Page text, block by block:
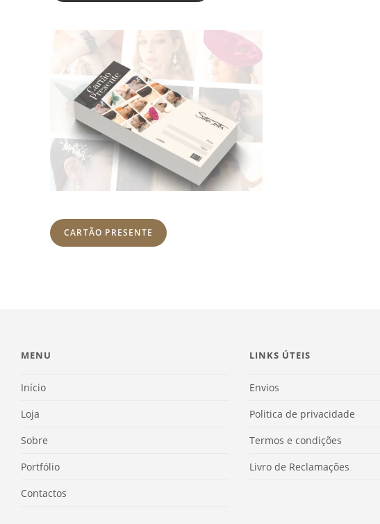
CARTÃO PRESENTE
MENU
Início
Loja
Sobre
Portfólio
Contactos
LINKS ÚTEIS
Envios
Politica de privacidade
Termos e condições
Livro de Reclamações